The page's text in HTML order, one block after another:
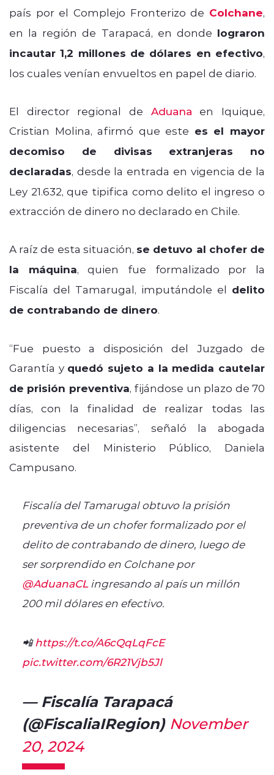
país por el Complejo Fronterizo de Colchane,
en la región de Tarapacá, en donde lograron
incautar 1,2 millones de dólares en efectivo,
los cuales venían envueltos en papel de diario.
El director regional de Aduana en Iquique,
Cristian Molina, afirmó que este es el mayor
decomiso de divisas extranjeras no
declaradas, desde la entrada en vigencia de la
Ley 21.632, que tipifica como delito el ingreso o
extracción de dinero no declarado en Chile.
A raíz de esta situación, se detuvo al chofer de
la máquina, quien fue formalizado por la
Fiscalía del Tamarugal, imputándole el delito
de contrabando de dinero.
“Fue puesto a disposición del Juzgado de
Garantía y quedó sujeto a la medida cautelar
de prisión preventiva, fijándose un plazo de 70
días, con la finalidad de realizar todas las
diligencias necesarias”, señaló la abogada
asistente del Ministerio Público, Daniela
Campusano.
Fiscalía del Tamarugal obtuvo la prisión
preventiva de un chofer formalizado por el
delito de contrabando de dinero, luego de
ser sorprendido en Colchane por
@AduanaCLingresando al país un millón
200 mil dólares en efectivo.
📲https://t.co/A6cQqLqFcE
pic.twitter.com/6R21Vjb5Jl
— Fiscalía Tarapacá
(@FiscaliaIRegion) November
20, 2024